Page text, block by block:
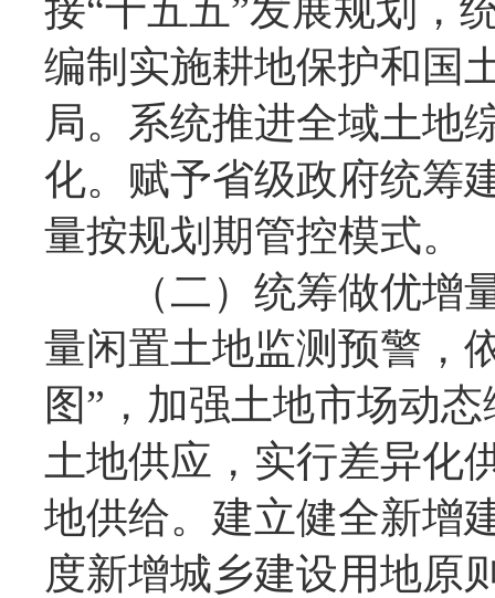
接“十五五”发展规划，
编制实施耕地保护和国
局。系统推进全域土地
化。赋予省级政府统筹
量按规划期管控模式。
（二）统筹做优增量
量闲置土地监测预警，
图”，加强土地市场动
土地供应，实行差异化
地供给。建立健全新增
度新增城乡建设用地原